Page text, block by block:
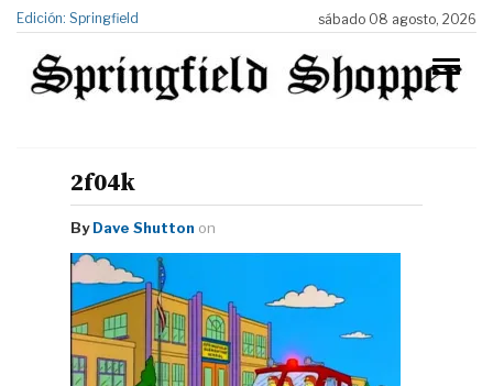
Edición: Springfield sábado 08 agosto, 2026
2f04k
By Dave Shutton on